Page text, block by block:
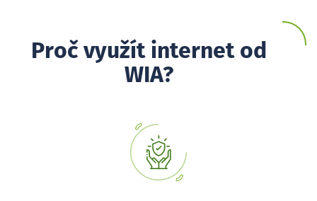
Proč využít internet od
WIA?